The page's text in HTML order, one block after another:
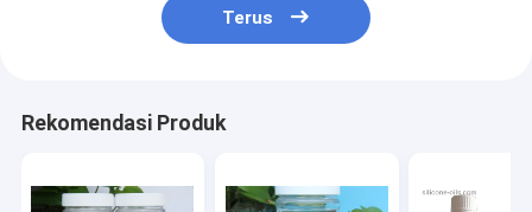
Terus
Rekomendasi Produk